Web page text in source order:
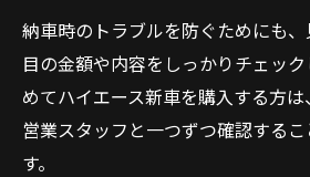
納車時のトラブルを防ぐためにも
目の金額や内容をしっかりチェッ
めてハイエース新車を購入する方
営業スタッフと一つずつ確認する
す。